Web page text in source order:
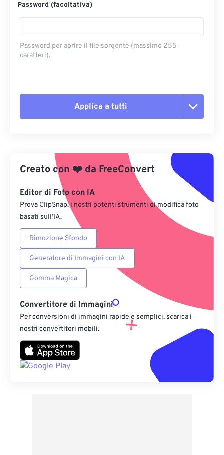
Password (facoltativa)
Password per aprire il file sorgente (massimo 255
caratteri).
Applica a tutti
Applica da preimpostazione
Salva come predefinito
Creato con ❤️ da FreeConvert
Editor di Foto con IA
Prova ClipSnap, i nostri potenti strumenti di modifica foto
basati sull’IA.
Rimozione Sfondo
Generatore di Immagini con IA
Gomma Magica
Convertitore di Immagini
Per conversioni di immagini rapide e semplici, scarica i
nostri convertitori mobili.